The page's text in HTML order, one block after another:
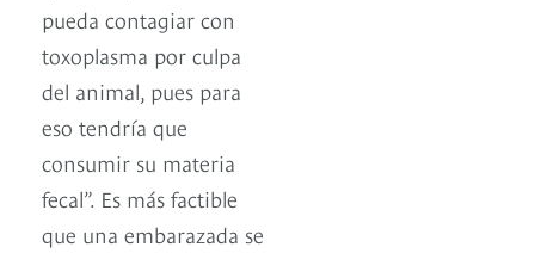
pueda contagiar con
toxoplasma por culpa
del animal, pues para
eso tendría que
consumir su materia
fecal”. Es más factible
que una embarazada se